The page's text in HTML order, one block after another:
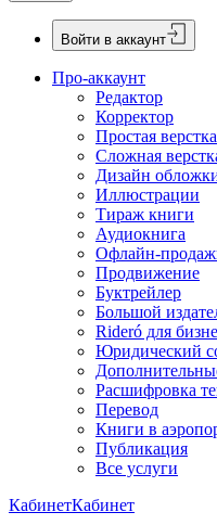
Войти в аккаунт
Про-аккаунт
Редактор
Корректор
Простая верстка
Сложная
Дизайн
Иллюстрации
Тираж книги
Аудиокнига
Офлайн-
Продвижение
Буктрейлер
Большой
Rideró для
Юридический
Расшифровка
Перевод
Книги в
Публикация
Все услуги
КабинетКабинет